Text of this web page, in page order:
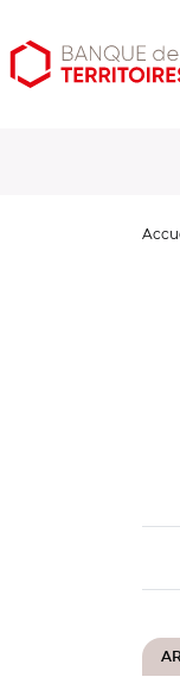
Aller
au
Aller
au
Ouvrir
les